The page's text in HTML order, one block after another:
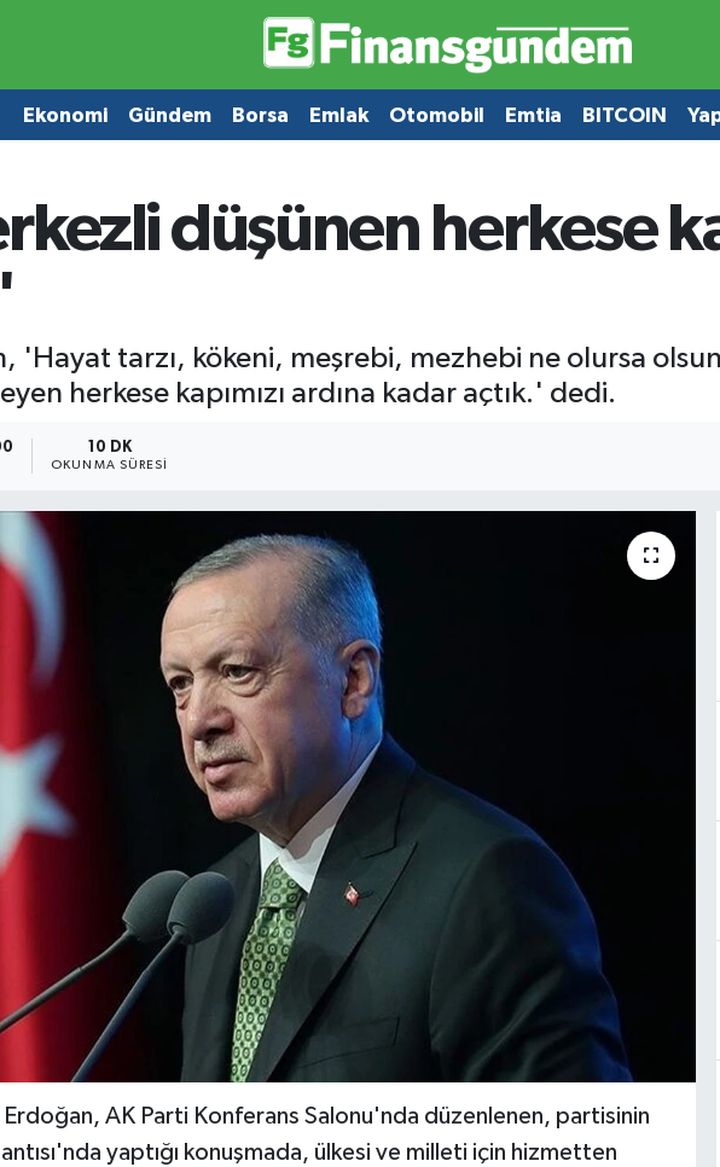
Ekonomi Gündem Borsa Emlak Otomobil Emtia BITCOIN
düşünen herkese
'Hayat tarzı, kökeni, meşrebi, mezhebi ne olursa
herkese kapımızı ardına kadar açtık.' dedi.
10 DK
OKUNMA SÜRESI
Erdoğan, AK Parti Konferans Salonu'nda düzenlenen, partisinin
yaptığı konuşmada, ülkesi ve milleti için hizmetten